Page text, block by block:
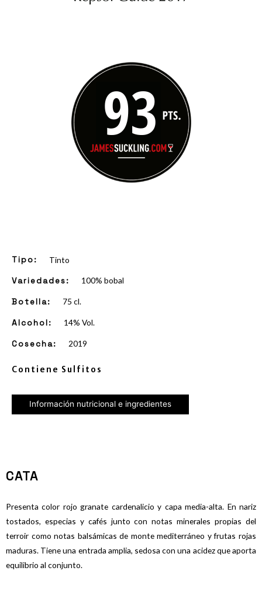
Tipo: Tinto
Variedades: 100% bobal
Botella: 75 cl.
Alcohol: 14% Vol.
Cosecha: 2019
Contiene Sulfitos
Información nutricional e ingredientes
CATA
Presenta color rojo granate cardenalicio y capa media-alta. En nariz
tostados, especias y cafés junto con notas minerales propias del
terroir como notas balsámicas de monte mediterráneo y frutas rojas
maduras. Tiene una entrada amplia, sedosa con una acidez que aporta
equilibrio al conjunto.